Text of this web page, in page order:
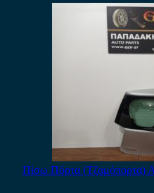
Πίσω Πόρτα (Τζαμόπορτα)